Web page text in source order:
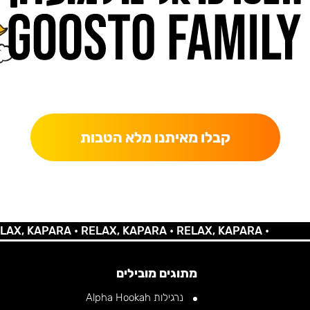
קבלו מאיתנו מלא הטבות
•RELAX, KAPARA •RELAX, KAPARA •
מתוגים מובילים
נרגילות Alpha Hookah